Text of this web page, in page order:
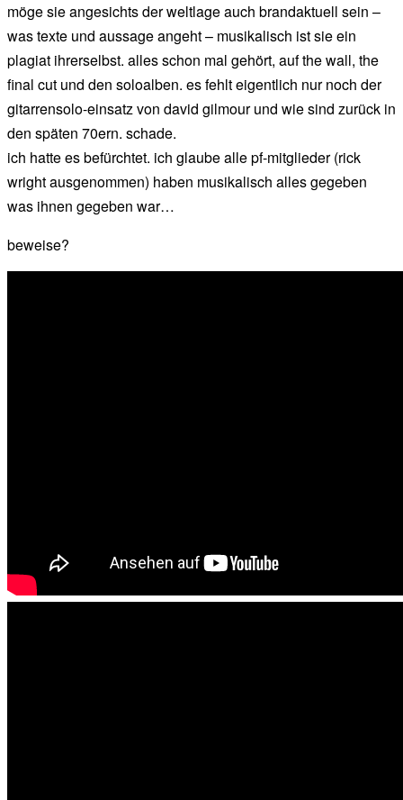
möge sie angesichts der weltlage auch brandaktuell sein –
was texte und aussage angeht – musikalisch ist sie ein
plagiat ihrerselbst. alles schon mal gehört, auf the wall, the
final cut und den soloalben. es fehlt eigentlich nur noch der
gitarrensolo-einsatz von david gilmour und wie sind zurück in
den späten 70ern. schade.
ich hatte es befürchtet. ich glaube alle pf-mitglieder (rick
wright ausgenommen) haben musikalisch alles gegeben
was ihnen gegeben war…
beweise?